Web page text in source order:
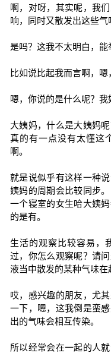
啊，对呀，其实呢，我
响，同时又散发出这些气
是吗？这我不太明白，能
比如说比起我而言啊，嗯
嗯，你说的是什么呢？我
大姨妈，什么是大姨妈
真的有一点没有太懂这
啊。
就是说似乎有这样一种
姨妈的周期会比较同步
一个寝室的女生哈大姨
的是有。
生活的观察比较容易，
过，你怎么观察呢？请
液当中散发的某种气味在
哎，感兴趣的朋友，尤
一下，嗯，这我倒是蛮
出的气味会相互传染。
所以经常会在一起的人